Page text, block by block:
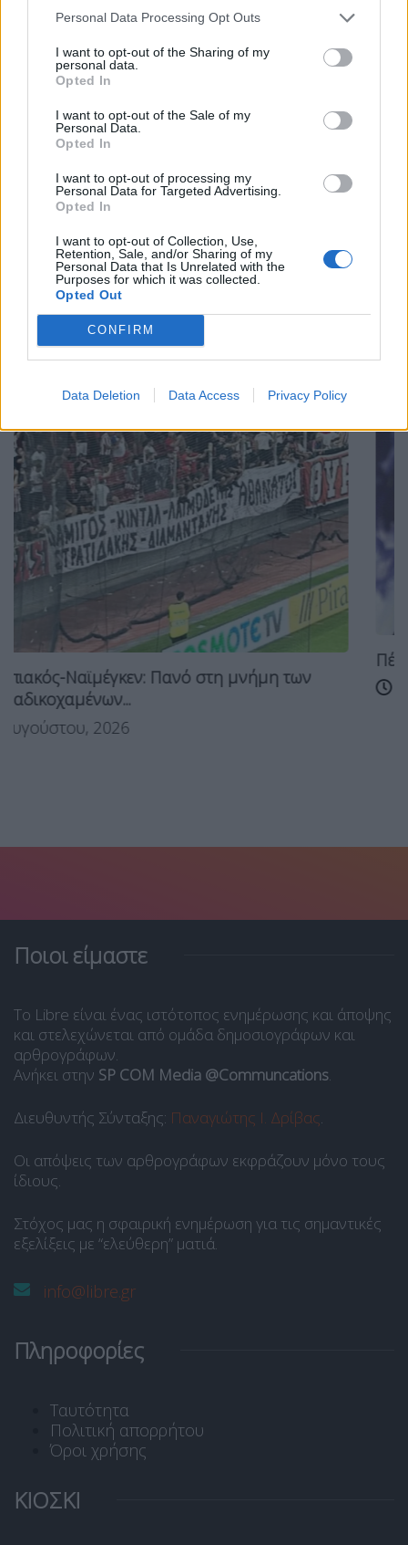
Personal Data Processing Opt Outs
I want to opt-out of the Sharing of my
personal data.
Opted In
I want to opt-out of the Sale of my
Personal Data.
Opted In
I want to opt-out of processing my
Personal Data for Targeted Advertising.
Opted In
I want to opt-out of Collection, Use,
Retention, Sale, and/or Sharing of my
Personal Data that Is Unrelated with the
Purposes for which it was collected.
Opted Out
CONFIRM
Data Deletion Data Access Privacy Policy
Facebook
Email Copy Link
Tags: ΓΙΩΡΓΟΣ ΠΑΠΑΔΑΚΗΣ ΔΗΜΟΣΙΟΓΡΑΦΟΣ
ΘΑΝΑΤΟΣ ΝΕΑ ΔΗΜΟΚΡΑΤΙΑ
ΠΕΘΑΝΕ
μνήμη των
Πέθανε ο πρώην πρόεδρος του
4 Αυγούστου, 2026
Ποιοι είμαστε
Το Libre είναι ένας ιστότοπος ενημέρωσης και άποψης
και στελεχώνεται από ομάδα δημοσιογράφων και
αρθρογράφων.
Ανήκει στην SP COM Media @Communcations.
Διευθυντής Σύνταξης: Παναγιώτης Ι. Δρίβας.
Οι απόψεις των αρθρογράφων εκφράζουν μόνο τους
ίδιους.
Στόχος μας η σφαιρική ενημέρωση για τις σημαντικές
εξελίξεις με “ελεύθερη” ματιά.
info@libre.gr
Πληροφορίες
Ταυτότητα
Πολιτική απορρήτου
Όροι χρήσης
ΚΙΟΣΚΙ